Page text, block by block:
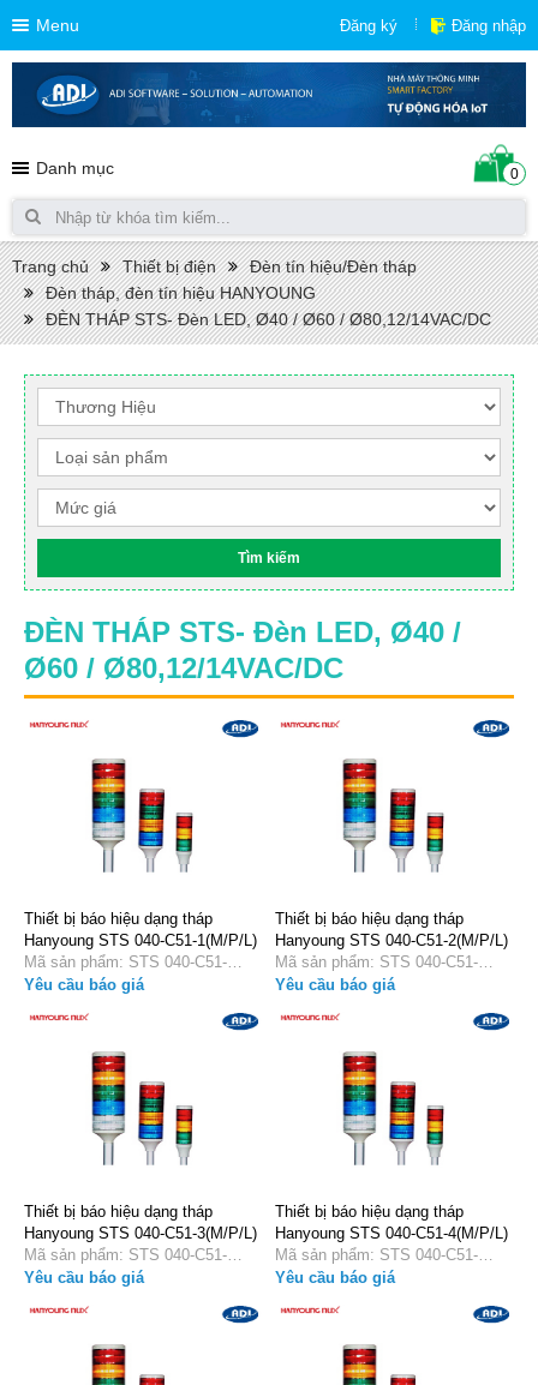
Menu Đăng ký Đăng nhập
Danh mục 0
Trang chủ Thiết bị điện
Đèn tín hiệu/Đèn tháp
Đèn tháp, đèn tín hiệu HANYOUNG
ĐÈN THÁP STS- Đèn LED, Ø40 / Ø60 / Ø80,12/14VAC/DC
ĐÈN THÁP STS- Đèn LED, Ø40 /
Ø60 / Ø80,12/14VAC/DC
Thiết bị báo hiệu dạng tháp
Hanyoung STS 040-C51-1(M/P/L)
Mã sản phẩm: STS 040-C51-
1(M/P/L)
Yêu cầu báo giá
Thiết bị báo hiệu dạng tháp
Hanyoung STS 040-C51-2(M/P/L)
Mã sản phẩm: STS 040-C51-
3(M/P/L)
Yêu cầu báo giá
Thiết bị báo hiệu dạng tháp
Hanyoung STS 040-C51-3(M/P/L)
Mã sản phẩm: STS 040-C51-
3(M/P/L)
Yêu cầu báo giá
Thiết bị báo hiệu dạng tháp
Hanyoung STS 040-C51-4(M/P/L)
Mã sản phẩm: STS 040-C51-
4(M/P/L)
Yêu cầu báo giá